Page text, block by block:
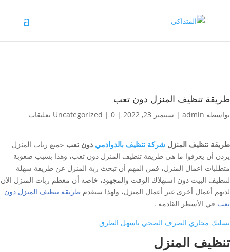
طريقة تنظيف المنزل دون تعب
بواسطة admin
| سبتمبر 23, 2022 |
Uncategorized | 0 تعليقات
طريقة تنظيف المنزل شركة تنظيف بالدوادمي دون تعب جميع ربات المنزل
يردن أن يعرفوا ما هي طريقة تنظيف المنزل دون تعب، وهذا بسبب صعوبة
متطلبات اعمال المنزل، فمن المهم أن تبحث ربة المنزل عن طريقة سهلة
لتنظيف البيت دون استهلاك الوقت والمجهود، خاصة أن معظم ربات المنزل الان
لديهم أعمال أخرى غير أعمال المنزل، ولهذا سنقدم طريقة تنظيف المنزل دون
تعب في الأسطر القادمة .
تسليك مجاري الصرف الصحي باسهل الطرق
تنظيف المنزل